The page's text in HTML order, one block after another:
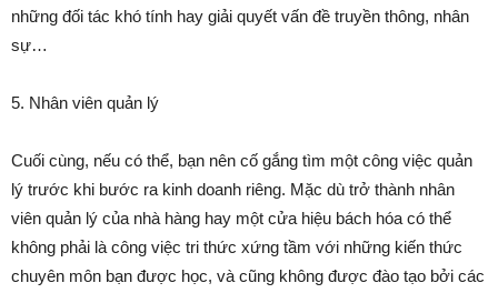
những đối tác khó tính hay giải quyết vấn đề truyền thông, nhân
sự…
5. Nhân viên quản lý
Cuối cùng, nếu có thể, bạn nên cố gắng tìm một công việc quản
lý trước khi bước ra kinh doanh riêng. Mặc dù trở thành nhân
viên quản lý của nhà hàng hay một cửa hiệu bách hóa có thể
không phải là công việc tri thức xứng tầm với những kiến thức
chuyên môn bạn được học, và cũng không được đào tạo bởi các